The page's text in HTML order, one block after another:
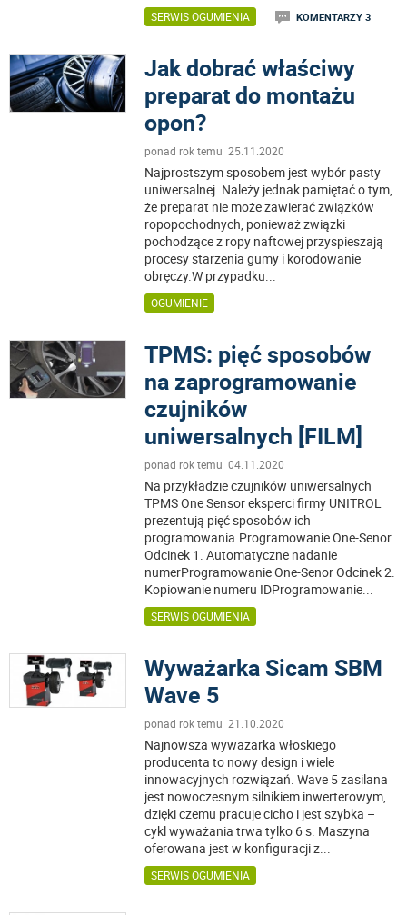
SERWIS OGUMIENIA KOMENTARZY 3
Jak dobrać właściwy
preparat do montażu
opon?
ponad rok temu 25.11.2020
Najprostszym sposobem jest wybór pasty
uniwersalnej. Należy jednak pamiętać o tym,
że preparat nie może zawierać związków
ropopochodnych, ponieważ związki
pochodzące z ropy naftowej przyspieszają
procesy starzenia gumy i korodowanie
obręczy.W przypadku...
OGUMIENIE
TPMS: pięć sposobów
na zaprogramowanie
czujników
uniwersalnych [FILM]
ponad rok temu 04.11.2020
Na przykładzie czujników uniwersalnych
TPMS One Sensor eksperci firmy UNITROL
prezentują pięć sposobów ich
programowania.Programowanie One-Senor
Odcinek 1. Automatyczne nadanie
numerProgramowanie One-Senor Odcinek 2.
Kopiowanie numeru IDProgramowanie...
SERWIS OGUMIENIA
Wyważarka Sicam SBM
Wave 5
ponad rok temu 21.10.2020
Najnowsza wyważarka włoskiego
producenta to nowy design i wiele
innowacyjnych rozwiązań. Wave 5 zasilana
jest nowoczesnym silnikiem inwerterowym,
dzięki czemu pracuje cicho i jest szybka –
cykl wyważania trwa tylko 6 s. Maszyna
oferowana jest w konfiguracji z...
SERWIS OGUMIENIA